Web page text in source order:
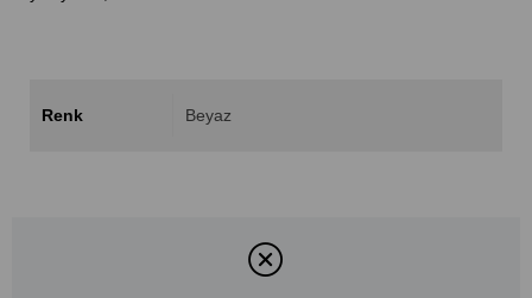
Renk Beyaz